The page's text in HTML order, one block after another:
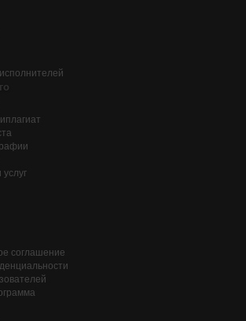
услуг
соглашение